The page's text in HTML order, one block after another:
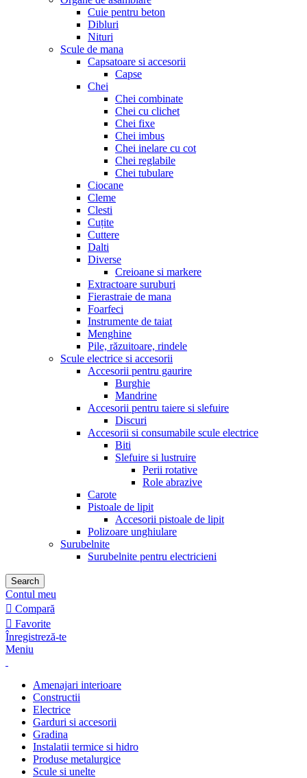
Cuie pentru beton
Dibluri
Nituri
Scule de mana
Capsatoare si accesorii
Capse
Chei
Chei combinate
Chei cu clichet
Chei fixe
Chei imbus
Chei inelare cu cot
Chei reglabile
Chei tubulare
Ciocane
Cleme
Clesti
Cuțite
Cuttere
Dalti
Diverse
Creioane si markere
Extractoare suruburi
Fierastraie de mana
Foarfeci
Instrumente de taiat
Menghine
Pile, răzuitoare, rindele
Scule electrice si accesorii
Accesorii pentru gaurire
Burghie
Mandrine
Accesorii pentru taiere si slefuire
Discuri
Accesorii si consumabile scule electrice
Biti
Slefuire si lustruire
Perii rotative
Role abrazive
Carote
Pistoale de lipit
Accesorii pistoale de lipit
Polizoare unghiulare
Surubelnite
Surubelnite pentru electricieni
Search
Contul meu
Compară
Favorite
Înregistreză-te
Meniu
Amenajari interioare
Constructii
Electrice
Garduri si accesorii
Gradina
Instalatii termice si hidro
Produse metalurgice
Scule si unelte